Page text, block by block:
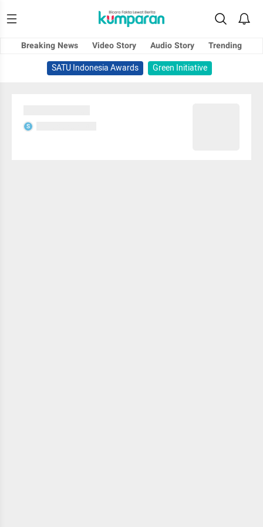
Breaking News Video Story Audio Story
Trending
SATU Indonesia Awards
Green Initiative
S